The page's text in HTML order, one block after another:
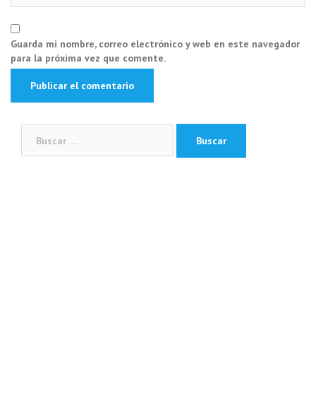
Guarda mi nombre, correo electrónico y web en este navegador
para la próxima vez que comente.